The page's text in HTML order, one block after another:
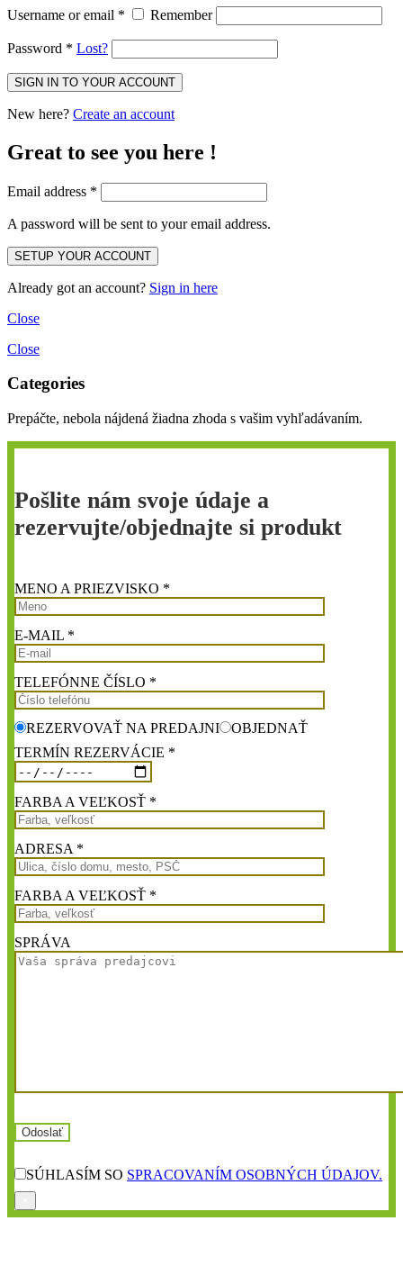
Username or email * Remember
Password * Lost?
New here? Create an account
Great to see you here !
Email address *
A password will be sent to your email address.
Already got an account? Sign in here
Close
Close
Categories
Prepáčte, nebola nájdená žiadna zhoda s vašim vyhľadávaním.
Pošlite nám svoje údaje a
rezervujte/objednajte si produkt
MENO A PRIEZVISKO *
E-MAIL *
TELEFÓNNE ČÍSLO *
REZERVOVAŤ NA PREDAJNI
OBJEDNAŤ
TERMÍN REZERVÁCIE *
FARBA A VEĽKOSŤ *
ADRESA *
FARBA A VEĽKOSŤ *
SPRÁVA
SÚHLASÍM SO SPRACOVANÍM OSOBNÝCH ÚDAJOV.